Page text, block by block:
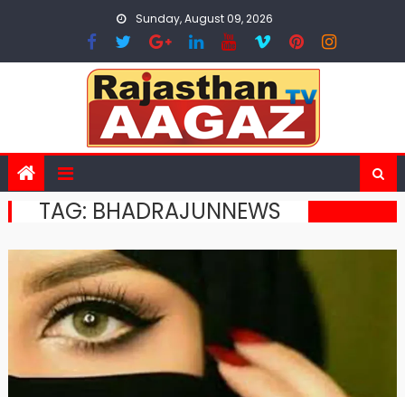
Sunday, August 09, 2026
TAG: BHADRAJUNNEWS